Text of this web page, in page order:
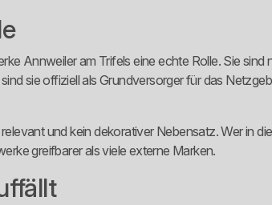
Annweiler am Trifels eine echte Rolle. Sie
sie offiziell als Grundversorger für das
und kein dekorativer Nebensatz. Wer in
greifbarer als viele externe Marken.